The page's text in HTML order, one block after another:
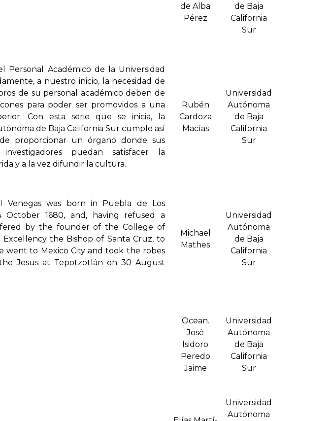
de Alba
Pérez
de Baja
California
Sur
Personal Académico de la Universidad
a nuestro inicio, la necesidad de
de su personal académico deben de
para poder ser promovidos a una
Con esta serie que se inicia, la
de Baja California Sur cumple así
de proporcionar un órgano donde sus
puedan satisfacer la
y a la vez difundir la cultura.
Rubén
Cardoza
Mací­as
Universidad
Autónoma
de Baja
California
Sur
Venegas was born in Puebla de Los
October 1680, and, having refused a
by the founder of the College of
Excellency the Bishop of Santa Cruz, to
went to Mexico City and took the robes
Jesus at Tepotzotlán on 30 August
Michael
Mathes
Universidad
Autónoma
de Baja
California
Sur
Ocean.
José
Isidoro
Peredo
Jaime
Universidad
Autónoma
de Baja
California
Sur
Universidad
Autónoma